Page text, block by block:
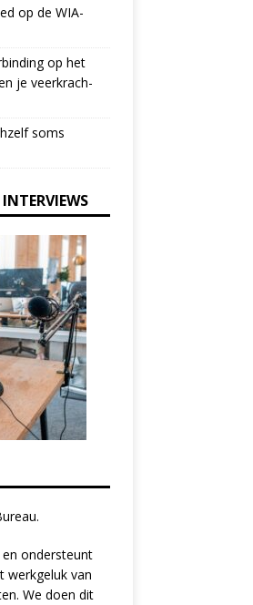
op de WIA-
op het
je veerkrach­
soms
.
ondersteunt
werkgeluk van
We doen dit